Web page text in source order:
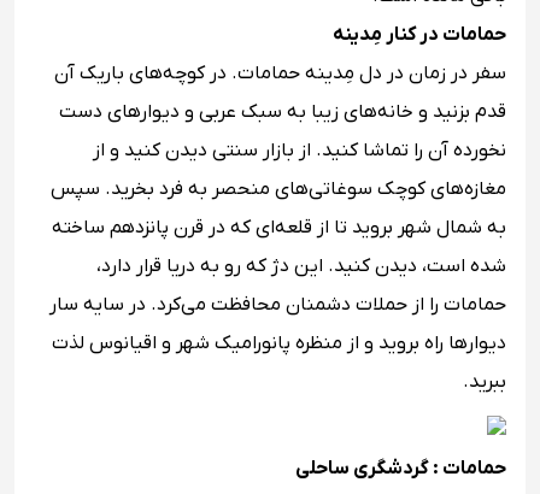
حمامات در کنار مِدینه
سفر در زمان در دل مِدینه حمامات. در کوچه‌های باریک آن
قدم بزنید و خانه‌های زیبا به سبک عربی و دیوارهای دست
نخورده آن را تماشا کنید. از بازار سنتی دیدن کنید و از
مغازه‌های کوچک سوغاتی‌های منحصر به فرد بخرید. سپس
به شمال شهر بروید تا از قلعه‌ای که در قرن پانزدهم ساخته
شده است، دیدن کنید. این دژ که رو به دریا قرار دارد،
حمامات را از حملات دشمنان محافظت می‌کرد. در سایه سار
دیوارها راه بروید و از منظره پانورامیک شهر و اقیانوس لذت
ببرید.
حمامات : گردشگری ساحلی